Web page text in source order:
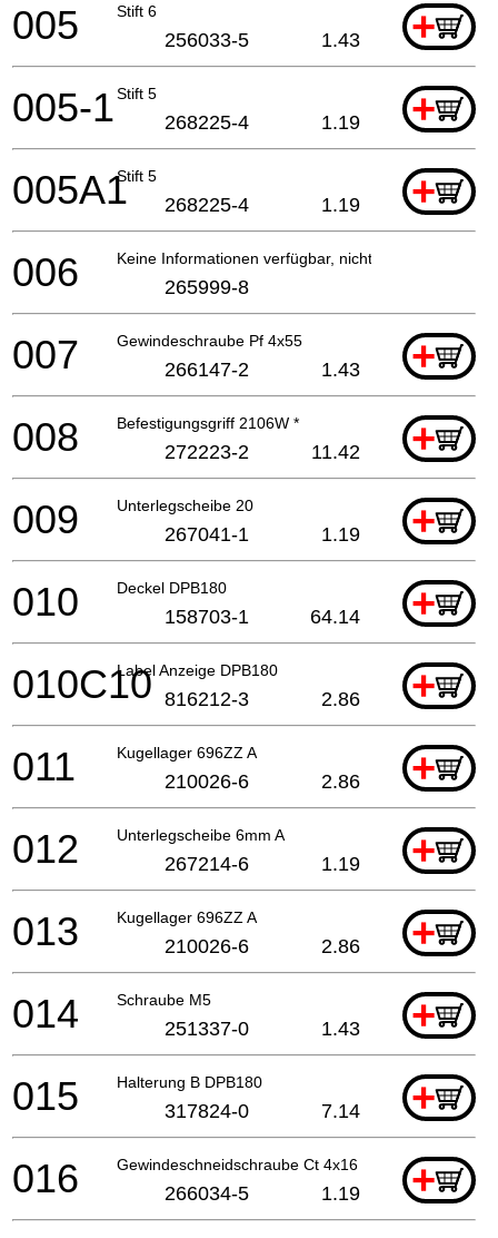
Stift 6 +
005 256033-5 1.43
Stift 5 +
005-1 268225-4 1.19
Stift 5 +
005A1 268225-4 1.19
Keine Informationen verfügbar, nicht bestellbar
006 265999-8
Gewindeschraube Pf 4x55 +
007 266147-2 1.43
Befestigungsgriff 2106W * +
008 272223-2 11.42
Unterlegscheibe 20 +
009 267041-1 1.19
Deckel DPB180 +
010 158703-1 64.14
Label Anzeige DPB180 +
010C10 816212-3 2.86
Kugellager 696ZZ A +
011 210026-6 2.86
Unterlegscheibe 6mm A +
012 267214-6 1.19
Kugellager 696ZZ A +
013 210026-6 2.86
Schraube M5 +
014 251337-0 1.43
Halterung B DPB180 +
015 317824-0 7.14
Gewindeschneidschraube Ct 4x16 +
016 266034-5 1.19